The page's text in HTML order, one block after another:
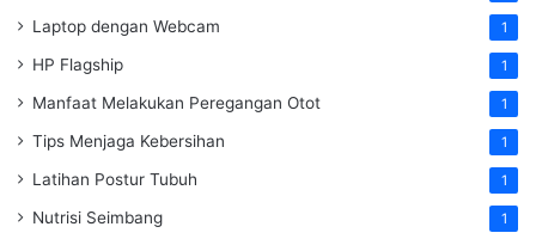
Laptop dengan Webcam 1
HP Flagship 1
Manfaat Melakukan Peregangan Otot 1
Tips Menjaga Kebersihan 1
Latihan Postur Tubuh 1
Nutrisi Seimbang 1